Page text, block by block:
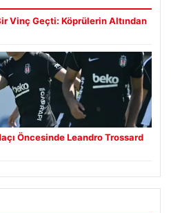
Vinç Geçti: Köprülerin Altından
Öncesinde Leandro Trossard